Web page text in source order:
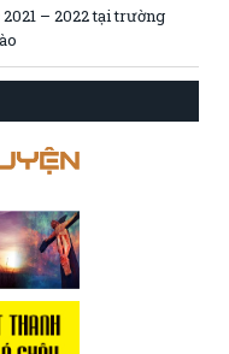
– 2022 tại trường